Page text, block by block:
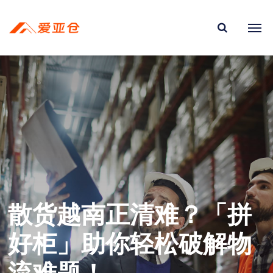
散货越南正清难？「拼
好柜」助你轻松破解物